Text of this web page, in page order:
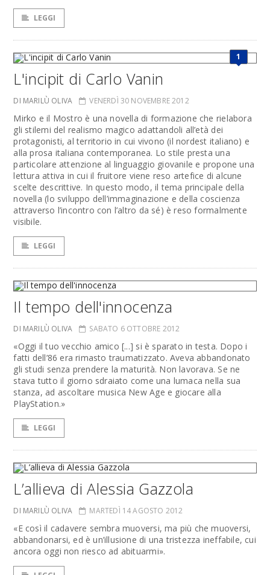
LEGGI
1
L'incipit di Carlo Vanin
DI MARILÙ OLIVA VENERDÌ 30 NOVEMBRE 2012
Mirko e il Mostro è una novella di formazione che rielabora
gli stilemi del realismo magico adattandoli all’età dei
protagonisti, al territorio in cui vivono (il nordest italiano) e
alla prosa italiana contemporanea. Lo stile presta una
particolare attenzione al linguaggio giovanile e propone una
lettura attiva in cui il fruitore viene reso artefice di alcune
scelte descrittive. In questo modo, il tema principale della
novella (lo sviluppo dell’immaginazione e della coscienza
attraverso l’incontro con l’altro da sé) è reso formalmente
visibile.
LEGGI
Il tempo dell'innocenza
DI MARILÙ OLIVA SABATO 6 OTTOBRE 2012
«Oggi il tuo vecchio amico [...] si è sparato in testa. Dopo i
fatti dell’86 era rimasto traumatizzato. Aveva abbandonato
gli studi senza prendere la maturità. Non lavorava. Se ne
stava tutto il giorno sdraiato come una lumaca nella sua
stanza, ad ascoltare musica New Age e giocare alla
PlayStation.»
LEGGI
L’allieva di Alessia Gazzola
DI MARILÙ OLIVA MARTEDÌ 14 AGOSTO 2012
«E così il cadavere sembra muoversi, ma più che muoversi,
abbandonarsi, ed è un’illusione di una tristezza ineffabile, cui
ancora oggi non riesco ad abituarmi».